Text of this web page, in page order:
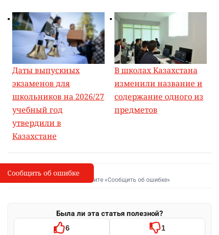
Даты выпускных
экзаменов для
школьников на 2026/27
учебный год
утвердили в
Казахстане
В школах Казахстана
изменили название и
содержание одного из
предметов
I
Сообщить об опечатке
Выделите фрагмент и нажмите «Сообщить об ошибке»
Была ли эта статья полезной?
6 1
Сообщить об ошибке